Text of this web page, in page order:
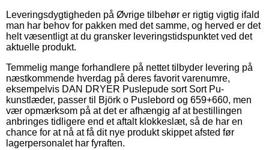
Leveringsdygtigheden på Øvrige tilbehør er rigtig vigtig ifald
man har behov for pakken med det samme, og herved er det
helt væsentligt at du gransker leveringstidspunktet ved det
aktuelle produkt.
Temmelig mange forhandlere på nettet tilbyder levering på
næstkommende hverdag på deres favorit varenumre,
eksempelvis DAN DRYER Puslepude sort Sort Pu-
kunstlæder, passer til Björk o Puslebord og 659+660, men
vær opmærksom på at det er afhængig af at bestillingen
anbringes tidligere end et aftalt klokkeslæt, så de har en
chance for at nå at få dit nye produkt skippet afsted før
lagerpersonalet har fyraften.